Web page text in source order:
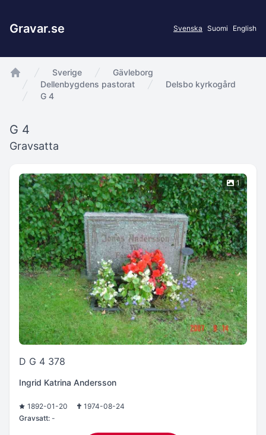
Gravar.se Svenska Suomi English
app.Start
Sverige
Gävleborg
Dellenbygdens pastorat
Delsbo kyrkogård
G 4
G 4
Gravsatta
1
D G 4 378
Ingrid Katrina Andersson
1892-01-20
1974-08-24
Gravsatt: -